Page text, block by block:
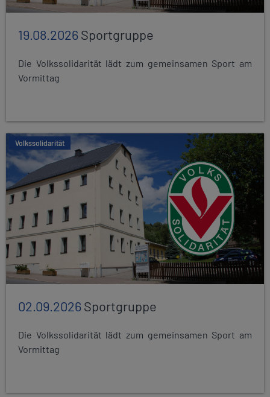
19.08.2026Sportgruppe
Die Volkssolidarität lädt zum gemeinsamen Sport am
Vormittag
Volkssolidarität
02.09.2026Sportgruppe
Die Volkssolidarität lädt zum gemeinsamen Sport am
Vormittag